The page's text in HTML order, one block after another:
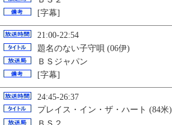
[字幕]
21:00-22:54
題名のない子守唄 (06伊)
ＢＳジャパン
[字幕]
24:45-26:37
プレイス・イン・ザ・ハート (84米)